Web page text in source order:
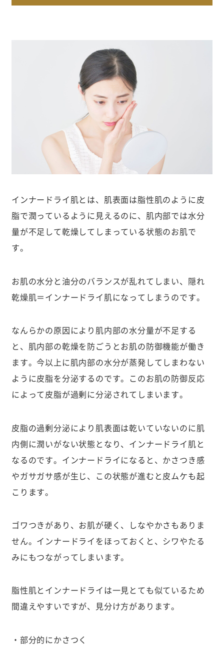
インナードライ肌とは、肌表面は脂性肌のように皮
脂で潤っているように見えるのに、肌内部では水分
量が不足して乾燥してしまっている状態のお肌で
す。
お肌の水分と油分のバランスが乱れてしまい、隠れ
乾燥肌＝インナードライ肌になってしまうのです。
なんらかの原因により肌内部の水分量が不足する
と、肌内部の乾燥を防ごうとお肌の防御機能が働き
ます。今以上に肌内部の水分が蒸発してしまわない
ように皮脂を分泌するのです。このお肌の防御反応
によって皮脂が過剰に分泌されてしまいます。
皮脂の過剰分泌により肌表面は乾いていないのに肌
内側に潤いがない状態となり、インナードライ肌と
なるのです。インナードライになると、かさつき感
やガサガサ感が生じ、この状態が進むと皮ムケも起
こります。
ゴワつきがあり、お肌が硬く、しなやかさもありま
せん。インナードライをほっておくと、シワやたる
みにもつながってしまいます。
脂性肌とインナードライは一見とても似ているため
間違えやすいですが、見分け方があります。
・部分的にかさつく